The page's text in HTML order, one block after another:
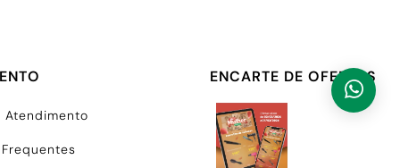
Atendimento
ENCARTE DE OFERTAS